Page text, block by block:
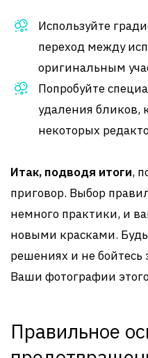
Используйте
переход между
оригинальным
Попробуйте
удаления бликов,
некоторых
Итак, подводя итоги,
приговор. Выбор
немного практики, и
новыми красками.
решениях и не бойтесь
Ваши фотографии
Правильное